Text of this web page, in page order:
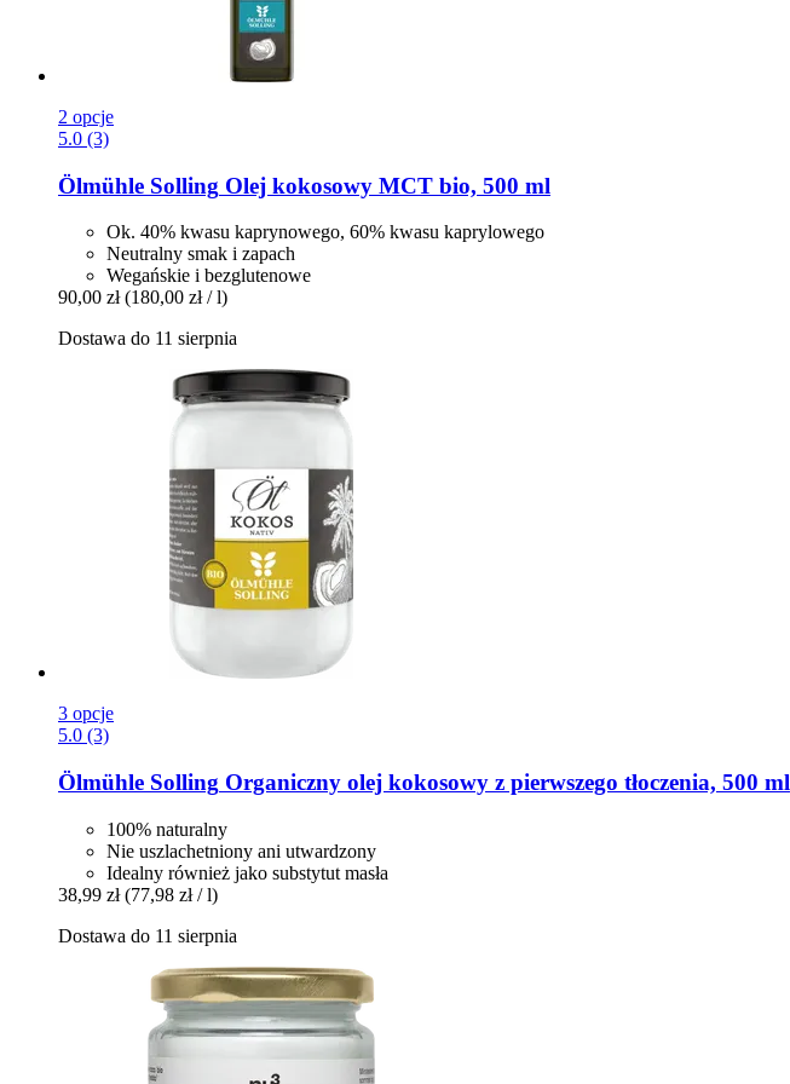
2 opcje
5.0 (3)
Ölmühle Solling Olej kokosowy MCT bio, 500 ml
Ok. 40% kwasu kaprynowego, 60% kwasu kaprylowego
Neutralny smak i zapach
Wegańskie i bezglutenowe
90,00 zł (180,00 zł / l)
Dostawa do 11 sierpnia
3 opcje
5.0 (3)
Ölmühle Solling Organiczny olej kokosowy z pierwszego tłoczenia, 500 ml
100% naturalny
Nie uszlachetniony ani utwardzony
Idealny również jako substytut masła
38,99 zł (77,98 zł / l)
Dostawa do 11 sierpnia